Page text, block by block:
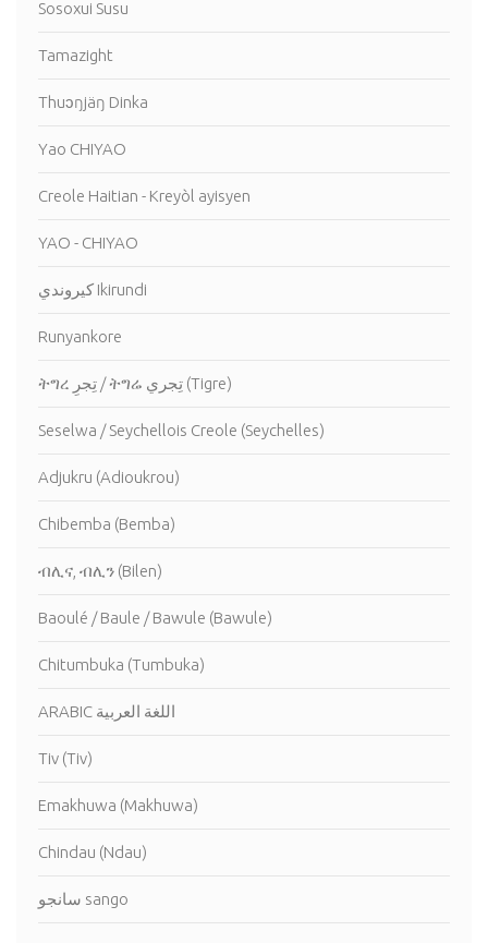
Sosoxui Susu
Tamazight
Thuɔŋjäŋ Dinka
Yao CHIYAO
Creole Haitian - Kreyòl ayisyen
YAO - CHIYAO
كيروندي Ikirundi
Runyankore
ትግረ تِجرِ / ትግሬ تِجري (Tigre)
Seselwa / Seychellois Creole (Seychelles)
Adjukru (Adioukrou)
Chibemba (Bemba)
ብሊና, ብሊን (Bilen)
Baoulé / Baule / Bawule (Bawule)
Chitumbuka (Tumbuka)
ARABIC اللغة العربية
Tiv (Tiv)
Emakhuwa (Makhuwa)
Chindau (Ndau)
سانجو sango